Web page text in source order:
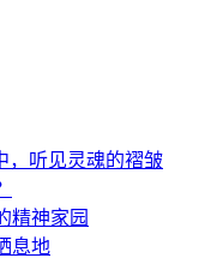
，听见灵魂的褶皱
精神家园
息地